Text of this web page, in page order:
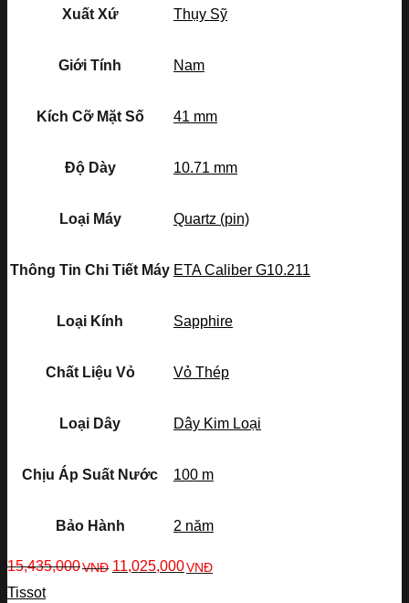
Xuất Xứ Thụy Sỹ
Giới Tính Nam
Kích Cỡ Mặt Số 41 mm
Độ Dày 10.71 mm
Loại Máy Quartz (pin)
Thông Tin Chi Tiết Máy ETA Caliber G10.211
Loại Kính Sapphire
Chất Liệu Vỏ Vỏ Thép
Loại Dây Dây Kim Loại
Chịu Áp Suất Nước 100 m
Bảo Hành 2 năm
15,435,000VNĐ 11,025,000VNĐ
Tissot